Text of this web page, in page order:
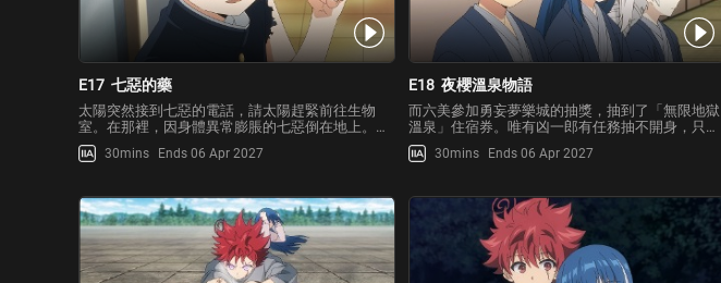
E17 七惡的藥
太陽突然接到七惡的電話，請太陽趕緊前往生物
室。在那裡，因身體異常膨脹的七惡倒在地上。雖
然暫時經由太陽的緊急注射讓症狀得以緩解，但一
般的藥物已經無法再有效治療。為了防止變異，唯
惡將再也無法恢復成普通
30mins Ends 06 Apr 2027
E18 夜櫻溫泉物語
而六美參加勇妄夢樂城的抽獎，抽到了「無限地獄
溫泉」住宿券。唯有凶一郎有任務抽不開身，只能
心不甘情不願地留下。「無限地獄溫泉」是完全招
待制的地下社會專用度假勝地，光靠普通手段無法
老闆娘的引導下，太陽
30mins Ends 06 Apr 2027